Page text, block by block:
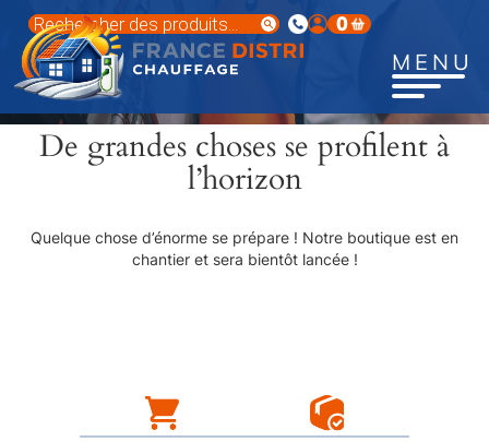
contenu
principal
Recherche
de
produits
0
MENU
De grandes choses se profilent à
l’horizon
Quelque chose d’énorme se prépare ! Notre boutique est en
chantier et sera bientôt lancée !